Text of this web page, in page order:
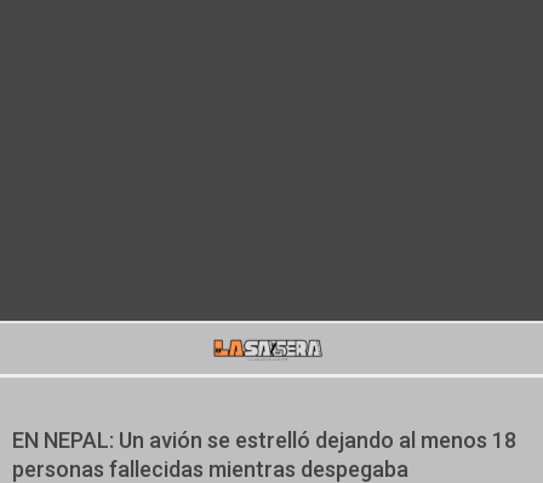
EN NEPAL: Un avión se estrelló dejando al menos 18
personas fallecidas mientras despegaba